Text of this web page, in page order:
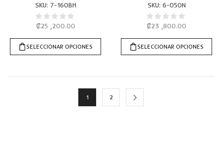
SKU: 7-160BH
₡25 ,200.00
SELECCIONAR OPCIONES
SKU: 6-050N
₡23 ,800.00
SELECCIONAR OPCIONES
1 2